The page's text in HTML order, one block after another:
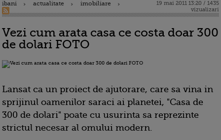
ibani actualitate imobiliare
19 mai 2011 13:20 / 1435
vizualizari
Vezi cum arata casa ce costa doar 300
de dolari FOTO
Lansat ca un proiect de ajutorare, care sa vina in
sprijinul oamenilor saraci ai planetei, "Casa de
300 de dolari" poate cu usurinta sa reprezinte
strictul necesar al omului modern.